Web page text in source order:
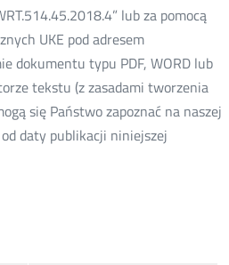
lub za pomocą
UKE pod adresem
dokumentu typu PDF, WORD lub
tekstu (z zasadami tworzenia
się Państwo zapoznać na naszej
daty publikacji niniejszej